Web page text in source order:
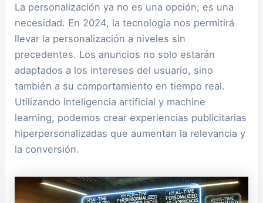
La personalización ya no es una opción; es una
necesidad. En 2024, la tecnología nos permitirá
llevar la personalización a niveles sin
precedentes. Los anuncios no solo estarán
adaptados a los intereses del usuario, sino
también a su comportamiento en tiempo real.
Utilizando inteligencia artificial y machine
learning, podemos crear experiencias publicitarias
hiperpersonalizadas que aumentan la relevancia y
la conversión.